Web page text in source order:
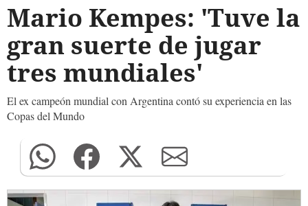
Mario Kempes: 'Tuve la
gran suerte de jugar
tres mundiales'
El ex campeón mundial con Argentina contó su experiencia en las
Copas del Mundo